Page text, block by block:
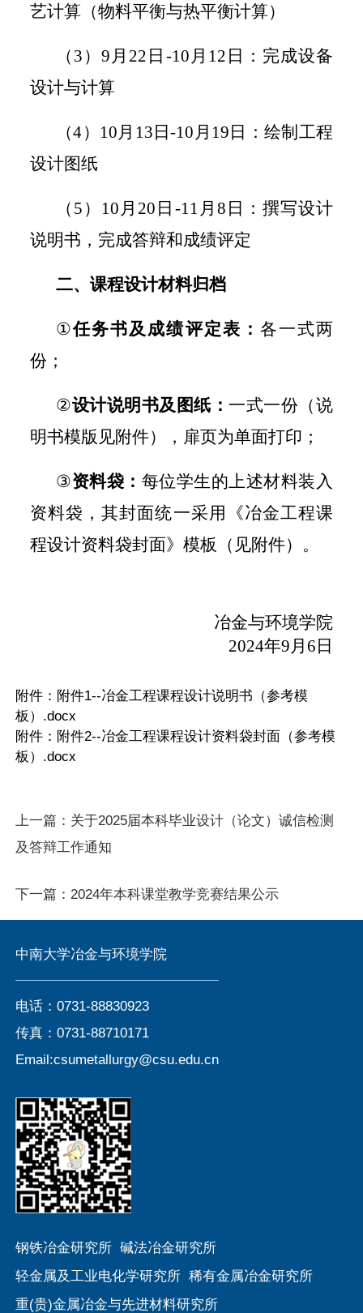
艺计算（物料平衡与热平衡计算）
（ 3 ）9 月 22 日 -10 月 12 日：完成设备
设计与计算
（4） 10月 13 日-10 月 19 日：绘制工程
设计图纸
（ 5 ） 10 月 20 日 -11 月 8 日：撰写设计
说明书，完成答辩和成绩评定
二、课程设计材料归档
①任务书及成绩评定表： 各一式两
份；
②设计说明书及图纸： 一式一份（说
明书模版 见附件）， 扉页为单面打印；
③资料袋： 每位学生的上述材料装入
资料袋，其封面统一采用《冶金工程课
程设计资料袋封面》模板（见附件）。
冶金与环境学院
2024年9月 6 日
附件： 附件1--冶金工程课程设计说明书（参考模
板）.docx
附件： 附件2--冶金工程课程设计资料袋封面（参考模
板）.docx
上一篇： 关于2025届本科毕业设计（论文）诚信检测
及答辩工作通知
下一篇：2024年本科课堂教学竞赛结果公示
中南大学冶金与环境学院
电话：0731-88830923
传真：0731-88710171
Email:csumetallurgy@csu.edu.cn
钢铁冶金研究所 碱法冶金研究所
轻金属及工业电化学研究所 稀有金属冶金研究所
重(贵)金属冶金与先进材料研究所